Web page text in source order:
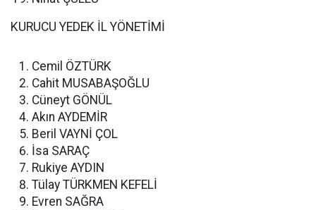
KURUCU YEDEK İL YÖNETİMİ
Cemil ÖZTÜRK
Cahit MUSABAŞOĞLU
Cüneyt GÖNÜL
Akın AYDEMİR
Beril VAYNİ ÇOL
İsa SARAÇ
Rukiye AYDIN
Tülay TÜRKMEN KEFELİ
Evren SAĞRA